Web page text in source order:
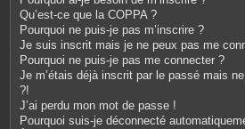
Qu’est-ce que la COPPA ?
Pourquoi ne puis-je pas m’inscrire ?
Je suis inscrit mais je ne peux pas me
Pourquoi ne puis-je pas me connecter ?
Je m’étais déjà inscrit par le passé mais
?!
J’ai perdu mon mot de passe !
Pourquoi suis-je déconnecté